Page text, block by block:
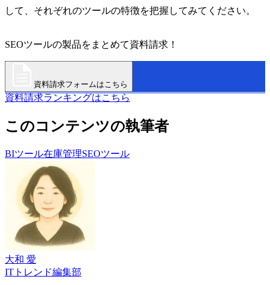
して、それぞれのツールの特徴を把握してみてください。
SEOツールの製品をまとめて資料請求！
資料請求フォームはこちら
資料請求ランキングはこちら
このコンテンツの執筆者
BIツール在庫管理SEOツール
大和 愛
ITトレンド編集部